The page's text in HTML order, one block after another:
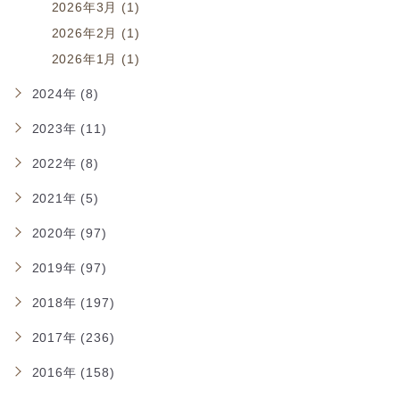
2026年3月 (1)
2026年2月 (1)
2026年1月 (1)
2024年 (8)
2023年 (11)
2022年 (8)
2021年 (5)
2020年 (97)
2019年 (97)
2018年 (197)
2017年 (236)
2016年 (158)